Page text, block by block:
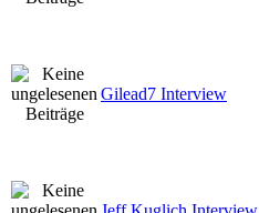
Gilead7 Interview